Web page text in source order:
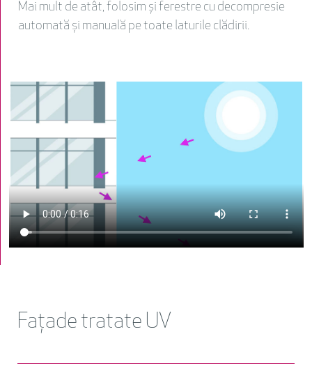
Mai mult de atât, folosim și ferestre cu decompresie
automată și manuală pe toate laturile clădirii.
Fațade tratate UV